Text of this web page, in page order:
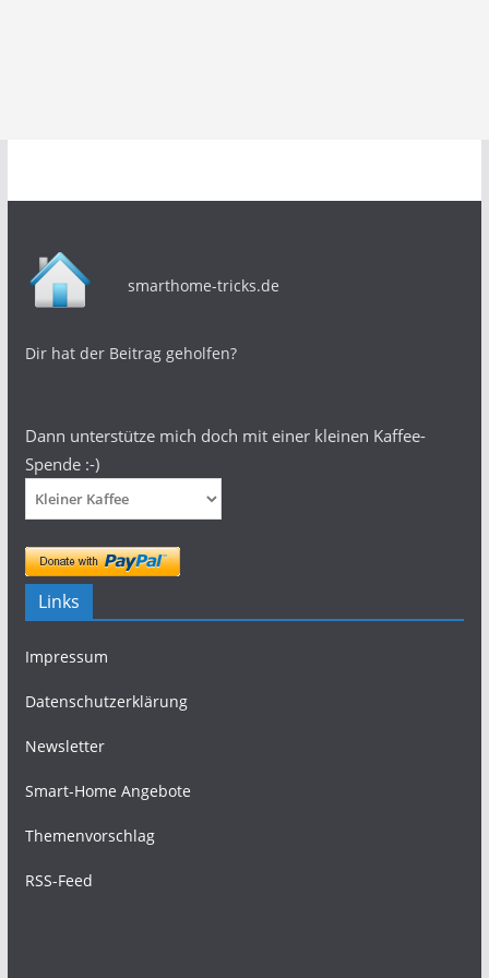
smarthome-tricks.de
Dir hat der Beitrag geholfen?
Dann unterstütze mich doch mit einer kleinen Kaffee-
Spende :-)
Links
Impressum
Datenschutzerklärung
Newsletter
Smart-Home Angebote
Themenvorschlag
RSS-Feed